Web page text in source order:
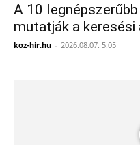
A 10
mutatják a keresési
koz-hir.hu - 2026.08.07. 5:05